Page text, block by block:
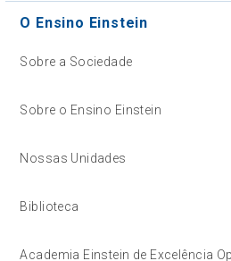
O Ensino Einstein
Sobre a Sociedade
Sobre o Ensino Einstein
Nossas Unidades
Biblioteca
Academia Einstein de Excelência